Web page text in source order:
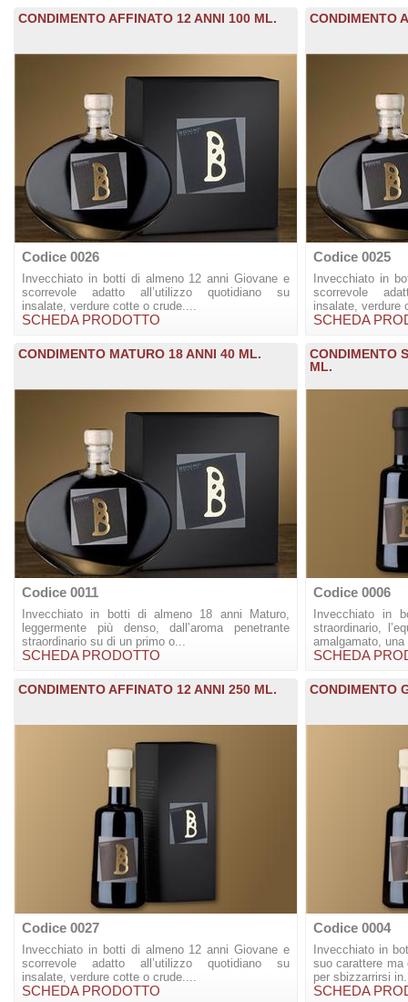
CONDIMENTO AFFINATO 12 ANNI 100 ML.
Codice 0026
Invecchiato in botti di almeno 12 anni Giovane e
scorrevole adatto all’utilizzo quotidiano su
insalate, verdure cotte o crude....
SCHEDA PRODOTTO
CONDIMENTO
Codice 0025
Invecchiato in
scorrevole
insalate, verdure
SCHEDA
CONDIMENTO MATURO 18 ANNI 40 ML.
Codice 0011
Invecchiato in botti di almeno 18 anni Maturo,
leggermente più denso, dall’aroma penetrante
straordinario su di un primo o...
SCHEDA PRODOTTO
CONDIMENTO
ML.
Codice 0006
Invecchiato in
straordinario,
amalgamato,
SCHEDA
CONDIMENTO AFFINATO 12 ANNI 250 ML.
Codice 0027
Invecchiato in botti di almeno 12 anni Giovane e
scorrevole adatto all’utilizzo quotidiano su
insalate, verdure cotte o crude....
SCHEDA PRODOTTO
CONDIMENTO
Codice 0004
Invecchiato in
suo carattere ma
per sbizzarrirsi
SCHEDA